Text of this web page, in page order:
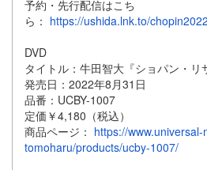
予約・先行配信はこち
ら： https://ushida.lnk.to/
DVD
タイトル：牛田智大『ショパン・リ
発売日：2022年8月31日
品番：UCBY-1007
定価￥4,180（税込）
商品ページ： https://
tomoharu/products/ucby-1007/